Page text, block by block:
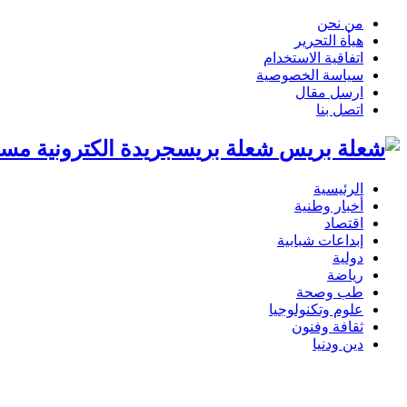
من نحن
هيأة التحرير
اتفاقية الاستخدام
سياسة الخصوصية
ارسل مقال
اتصل بنا
شعلة بريسجريدة الكترونية
الرئيسية
أخبار وطنية
اقتصاد
إبداعات شبابية
دولية
رياضة
طب وصحة
علوم وتكنولوجيا
ثقافة وفنون
دين ودنيا